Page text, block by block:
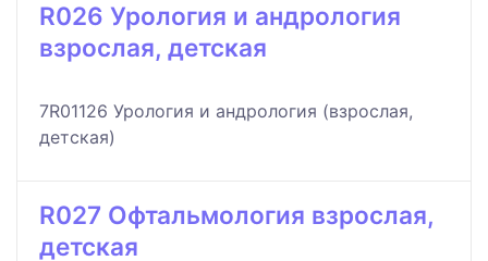
R026 Урология и андрология
взрослая, детская
7R01126 Урология и андрология (взрослая,
детская)
R027 Офтальмология взрослая,
детская